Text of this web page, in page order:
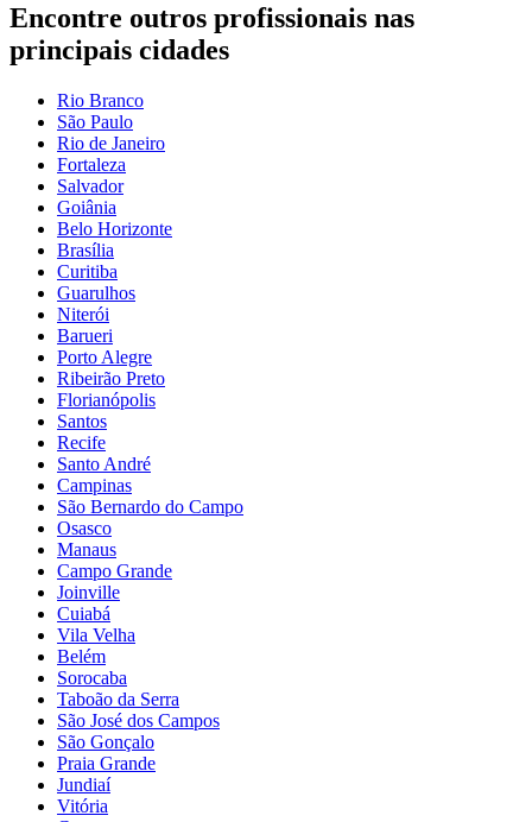
Encontre outros profissionais nas
principais cidades
Rio Branco
São Paulo
Rio de Janeiro
Fortaleza
Salvador
Goiânia
Belo Horizonte
Brasília
Curitiba
Guarulhos
Niterói
Barueri
Porto Alegre
Ribeirão Preto
Florianópolis
Santos
Recife
Santo André
Campinas
São Bernardo do Campo
Osasco
Manaus
Campo Grande
Joinville
Cuiabá
Vila Velha
Belém
Sorocaba
Taboão da Serra
São José dos Campos
São Gonçalo
Praia Grande
Jundiaí
Vitória